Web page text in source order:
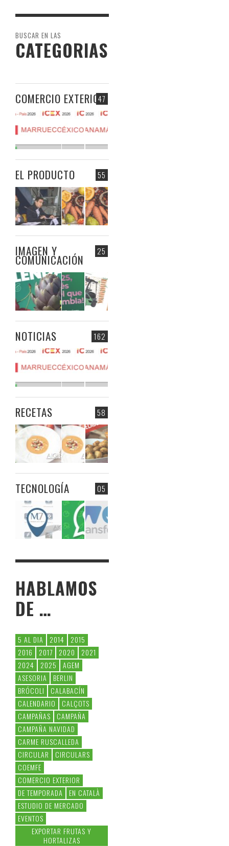
BUSCAR EN LAS
CATEGORIAS
47
COMERCIO EXTERIOR
55
EL PRODUCTO
25
IMAGEN Y
COMUNICACIÓN
162
NOTICIAS
58
RECETAS
05
TECNOLOGÍA
HABLAMOS
DE …
5 AL DIA 2014
2015
2016
2017 2020
2021
2024
2025
AGEM
ASESORIA
BERLIN
BRÓCOLI
CALABACÍN
CALENDARIO
CALÇOTS
CAMPAÑAS
CAMPAÑA
CAMPAÑA NAVIDAD
CARME RUSCALLEDA
CIRCULAR
CIRCULARS
COEMFE
COMERCIO EXTERIOR
DE TEMPORADA
EN CATALÀ
ESTUDIO DE MERCADO
EVENTOS
EXPORTAR FRUTAS Y
HORTALIZAS